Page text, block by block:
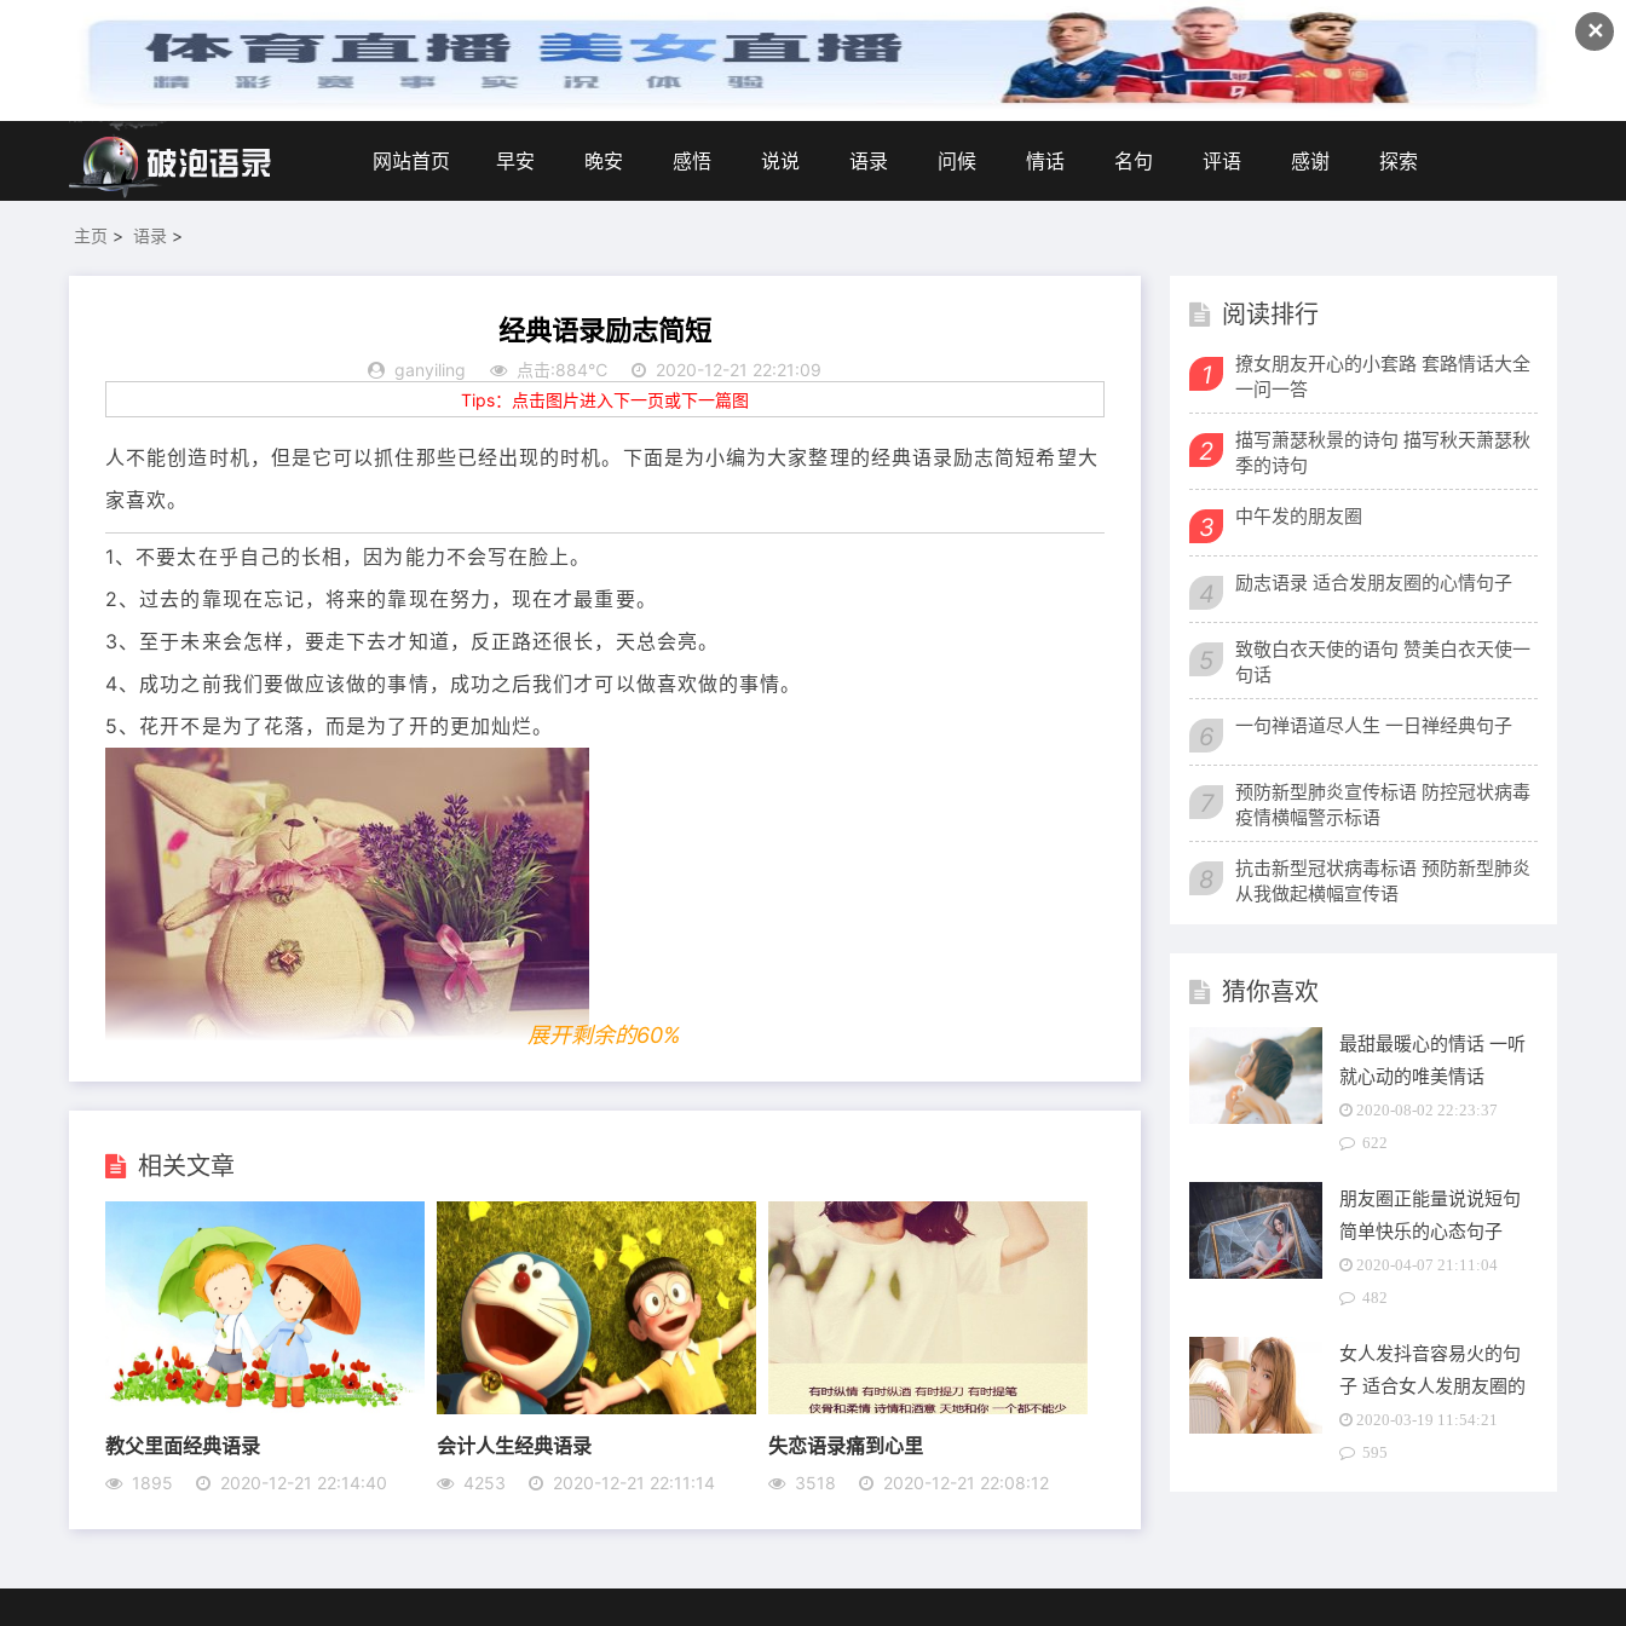
✕
网站首页 早安 晚安 感悟 说说 语录 问候 情话 名句 评语 感谢 探索
主页 > 语录 >
经典语录励志简短
ganyiling 点击:884℃
2020-12-21 22:21:09
Tips：点击图片进入下一页或下一篇图
人不能创造时机，但是它可以抓住那些已经出现的时机。下面是为小编为大家整理的经典语录励志简短希望大
家喜欢。
1、不要太在乎自己的长相，因为能力不会写在脸上。
2、过去的靠现在忘记，将来的靠现在努力，现在才最重要。
3、至于未来会怎样，要走下去才知道，反正路还很长，天总会亮。
4、成功之前我们要做应该做的事情，成功之后我们才可以做喜欢做的事情。
5、花开不是为了花落，而是为了开的更加灿烂。
6、人一定要受过伤才会沉默专注，无论是心灵或肉体上的创伤，对成长都有益处。
8、人若有志，就不会在半坡停止。
9、成功等于目标，其他都是这句话的注解。
10、成功是一个过程，并不是一个结果。
11、成功者学习别人的经验，一般人学习自己的经验。
展开剩余的60%
相关文章
教父里面经典语录
1895 2020-12-21 22:14:40
会计人生经典语录
4253 2020-12-21 22:11:14
失恋语录痛到心里
3518 2020-12-21 22:08:12
阅读排行
1
撩女朋友开心的小套路 套路情话大全
一问一答
2
描写萧瑟秋景的诗句 描写秋天萧瑟秋
季的诗句
3 中午发的朋友圈
4 励志语录 适合发朋友圈的心情句子
5
致敬白衣天使的语句 赞美白衣天使一
句话
6 一句禅语道尽人生 一日禅经典句子
7
预防新型肺炎宣传标语 防控冠状病毒
疫情横幅警示标语
8
抗击新型冠状病毒标语 预防新型肺炎
从我做起横幅宣传语
猜你喜欢
最甜最暖心的情话 一听
就心动的唯美情话
2020-08-02 22:23:37
622
朋友圈正能量说说短句
简单快乐的心态句子
2020-04-07 21:11:04
482
女人发抖音容易火的句
子 适合女人发朋友圈的
精美心情说说语句
2020-03-19 11:54:21
595